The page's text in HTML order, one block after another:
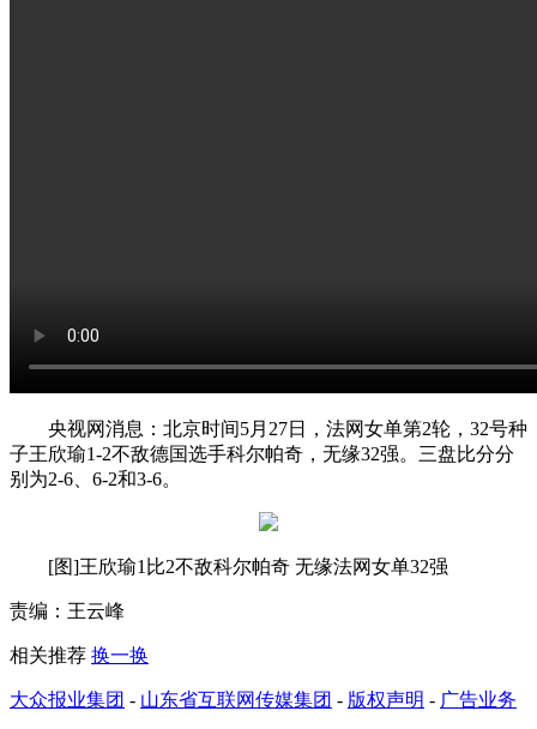
央视网消息：北京时间5月27日，法网女单第2轮，32号种
子王欣瑜1-2不敌德国选手科尔帕奇，无缘32强。三盘比分分
别为2-6、6-2和3-6。
[图]王欣瑜1比2不敌科尔帕奇 无缘法网女单32强
责编：王云峰
相关推荐 换一换
大众报业集团 - 山东省互联网传媒集团 - 版权声明 - 广告业务